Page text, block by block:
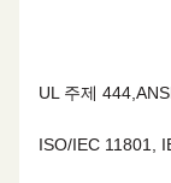
UL 주제
ISO/IEC 11801,